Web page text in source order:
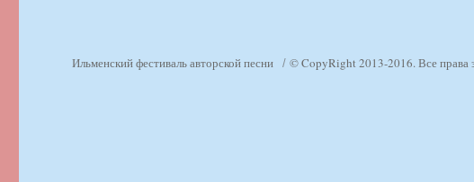
Ильменский фестиваль авторской песни © CopyRight 2013-2016. Все